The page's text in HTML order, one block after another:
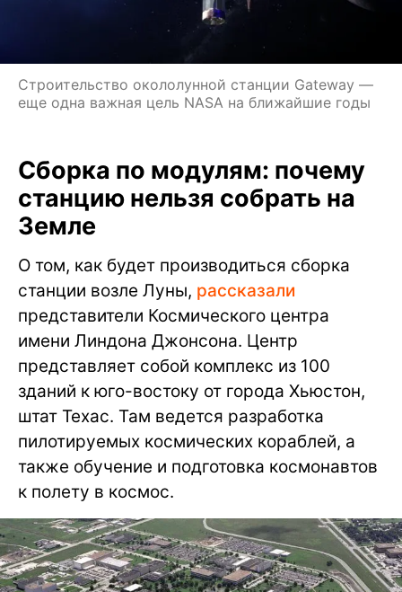
Строительство окололунной станции Gateway —
еще одна важная цель NASA на ближайшие годы
Сборка по модулям: почему
станцию нельзя собрать на
Земле
О том, как будет производиться сборка
станции возле Луны, рассказали
представители Космического центра
имени Линдона Джонсона. Центр
представляет собой комплекс из 100
зданий к юго-востоку от города Хьюстон,
штат Техас. Там ведется разработка
пилотируемых космических кораблей, а
также обучение и подготовка космонавтов
к полету в космос.